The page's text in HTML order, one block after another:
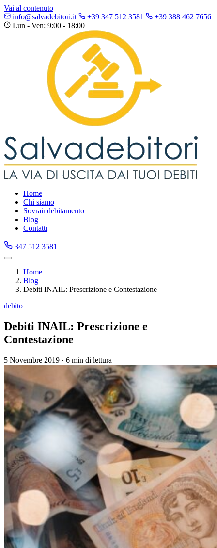
Vai al contenuto
info@salvadebitori.it
+39 347 512 3581
+39 388 462 7656
Lun - Ven: 9:00 - 18:00
Home
Chi siamo
Sovraindebitamento
Blog
Contatti
347 512 3581
Home
Blog
Debiti INAIL: Prescrizione e Contestazione
debito
Debiti INAIL: Prescrizione e
Contestazione
5 Novembre 2019 · 6 min di lettura